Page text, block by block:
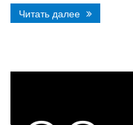
Читать далее